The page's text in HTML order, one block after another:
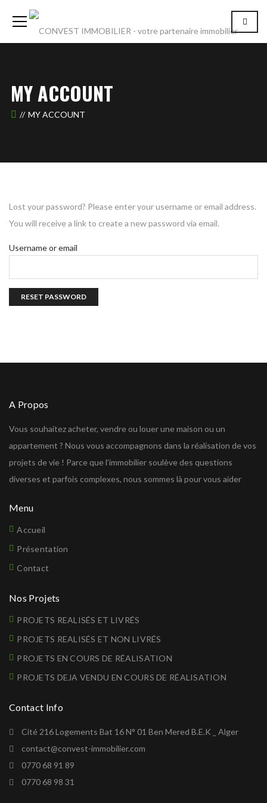
MY ACCOUNT
MY ACCOUNT
Lost your password? Please enter your username or email address.
You will receive a link to create a new password via email.
Username or email
RESET PASSWORD
A Propos
Vous souhaitez acheter, vendre ou louer une maison ou un
appartement ? Nous vous accompagnons dans la réalisation de vos
projets de vie ! Parce que l’immobilier soulève des questions
diverses et parfois complexes, nous sommes là pour vous aider
Menu
Accueil
Présentation
Contact
Nos Projets
PROJETS REALISÉS ET LIVRÉS
PROJETS REALISÉS ET NON LIVRÉS
PROJETS EN COURS DE RÉALISATION
PROJETS DEJA VENDU EN COURS DE RÉALISATION
Contact Info
Cité 216 Logements Bat 16 N° 01 Ben Mered B.E.K _ Alger
contact@convest-immobilier.com
0770 68 91 89
0770 68 98 31